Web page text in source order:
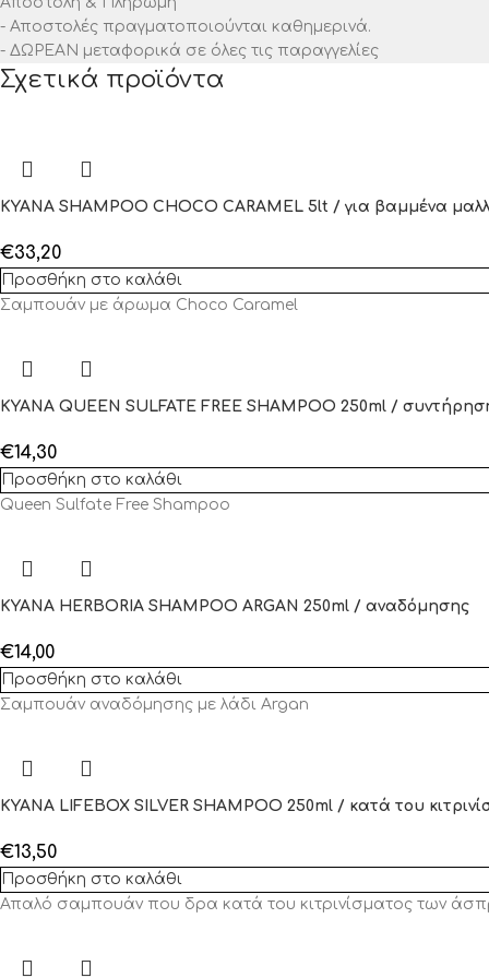
- Αποστολές πραγματοποιούνται καθημερινά.
- ΔΩΡΕΑΝ μεταφορικά σε όλες τις παραγγελίες
Σχετικά προϊόντα
KYANA SHAMPOO CHOCO CARAMEL 5lt / για βαμμένα
€33,20
Προσθήκη στο καλάθι
Σαμπουάν με άρωμα Choco Caramel
KYANA QUEEN SULFATE FREE SHAMPOO 250ml /
€14,30
Προσθήκη στο καλάθι
Queen Sulfate Free Shampoo
KYANA HERBORIA SHAMPOO ARGAN 250ml / αναδόμησης
€14,00
Προσθήκη στο καλάθι
Σαμπουάν αναδόμησης με λάδι Argan
KYANA LIFEBOX SILVER SHAMPOO 250ml / κατά του
€13,50
Προσθήκη στο καλάθι
Απαλό σαμπουάν που δρα κατά του κιτρινίσματος των